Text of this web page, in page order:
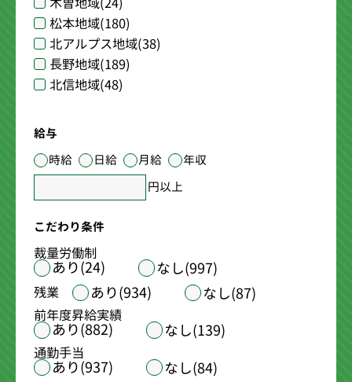
松本地域(180)
北アルプス地域(38)
長野地域(189)
北信地域(48)
給与
時給
日給 月給
年収
円以上
こだわり条件
裁量労働制
あり(24) なし(997)
残業 あり(934) なし(87)
前年度昇給実績
あり(882) なし(139)
通勤手当
あり(937) なし(84)